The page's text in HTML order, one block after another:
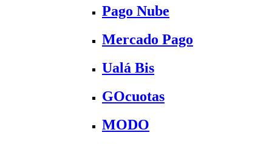
Pago Nube
Mercado Pago
Ualá Bis
GOcuotas
MODO